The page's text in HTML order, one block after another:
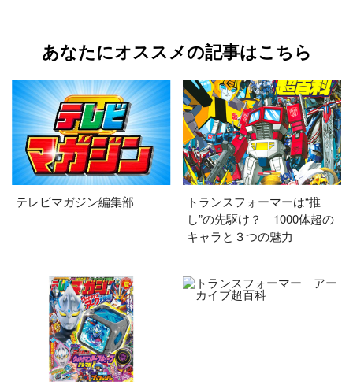
あなたにオススメの記事はこちら
テレビマガジン編集部
トランスフォーマーは“推
し”の先駆け？ 1000体超の
キャラと３つの魅力